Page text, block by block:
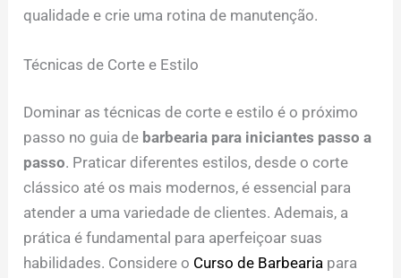
qualidade e crie uma rotina de manutenção.
Técnicas de Corte e Estilo
Dominar as técnicas de corte e estilo é o próximo
passo no guia de barbearia para iniciantes passo a
passo. Praticar diferentes estilos, desde o corte
clássico até os mais modernos, é essencial para
atender a uma variedade de clientes. Ademais, a
prática é fundamental para aperfeiçoar suas
habilidades. Considere o Curso de Barbearia para